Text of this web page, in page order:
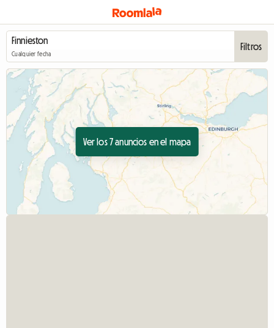
Cualquier fecha
Filtros
Ver los 7 anuncios en el mapa